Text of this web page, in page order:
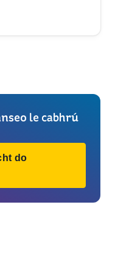
le cabhrú
do